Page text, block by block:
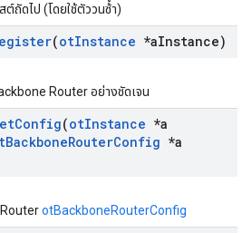
ถัดไป (โดยใช้ตัววนซ้ํา)
(otInstance *aInstance)
Router อย่างชัดเจน
Config(otInstance *a
BackboneRouterConfig *a
otBackboneRouterConfig